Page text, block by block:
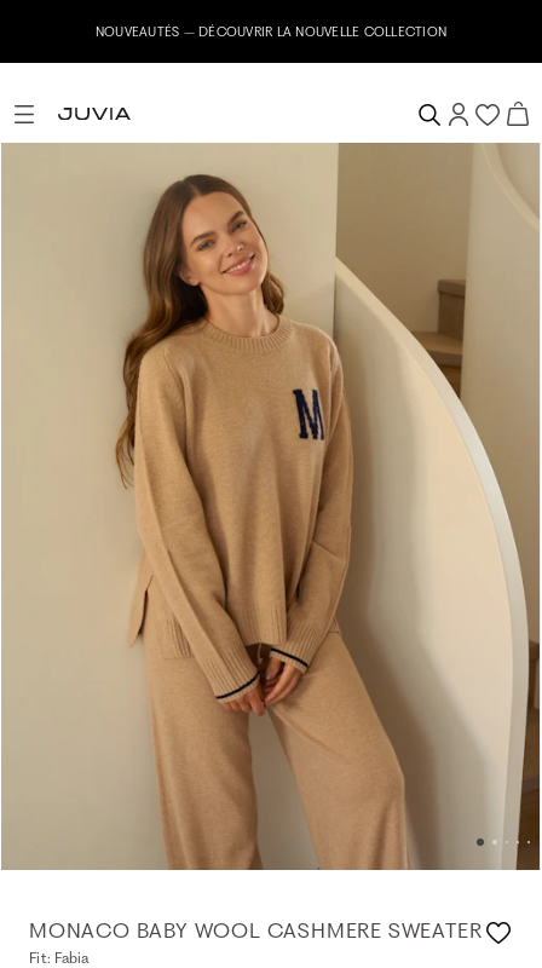
LA NOUVELLE COLLECTION
MONACO BABY WOOL CASHMERE SWEATER
Fit: Fabia